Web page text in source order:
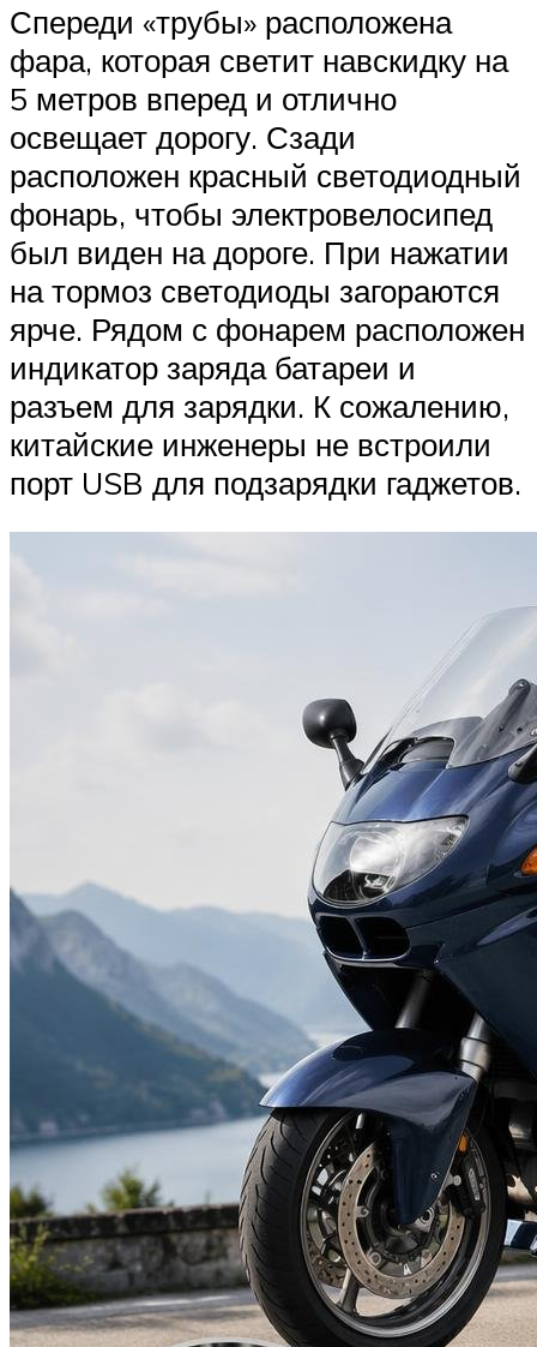
Спереди «трубы» расположена
фара, которая светит навскидку на
5 метров вперед и отлично
освещает дорогу. Сзади
расположен красный светодиодный
фонарь, чтобы электровелосипед
был виден на дороге. При нажатии
на тормоз светодиоды загораются
ярче. Рядом с фонарем расположен
индикатор заряда батареи и
разъем для зарядки. К сожалению,
китайские инженеры не встроили
порт USB для подзарядки гаджетов.